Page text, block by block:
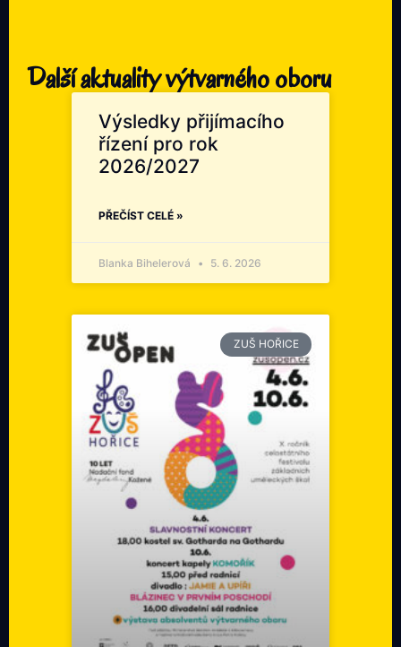
Další aktuality výtvarného oboru
Výsledky přijímacího
řízení pro rok
2026/2027
PŘEČÍST CELÉ »
Blanka Bihelerová 5. 6. 2026
ZUŠ HOŘICE